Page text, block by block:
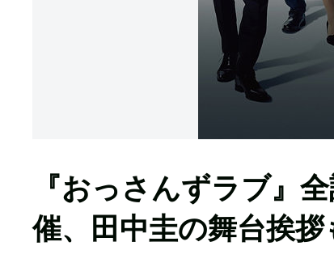
『おっさんずラブ』
催、田中圭の舞台挨拶